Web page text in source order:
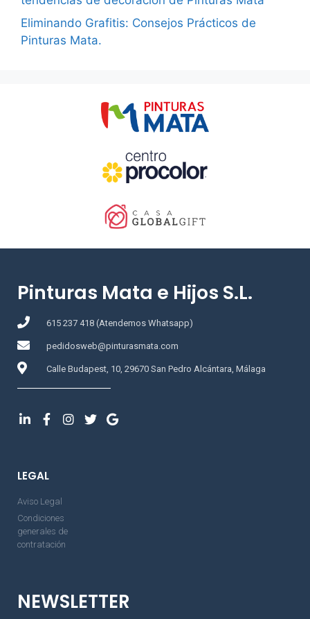
Eliminando Grafitis: Consejos Prácticos de
Pinturas Mata.
Pinturas Mata e Hijos S.L.
615 237 418 (Atendemos Whatsapp)
pedidosweb@pinturasmata.com
Calle Budapest, 10, 29670 San Pedro Alcántara, Málaga
LEGAL
Aviso Legal
Condiciones
generales de
contratación
NEWSLETTER